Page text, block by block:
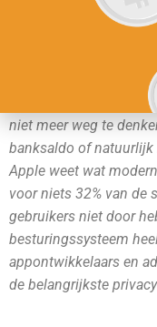
Of je nu een iPhone
niet meer weg te
banksaldo of
Apple weet wat
voor niets 32% van de
gebruikers niet door
besturingssysteem
appontwikkelaars en
de belangrijkste